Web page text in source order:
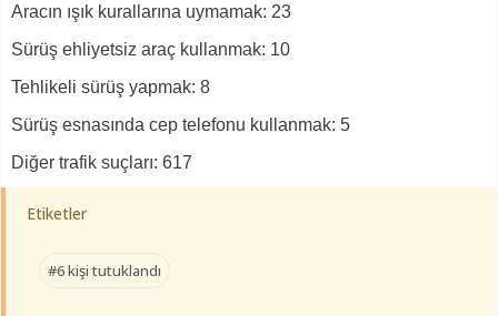
Aracın ışık kurallarına uymamak: 23
Sürüş ehliyetsiz araç kullanmak: 10
Tehlikeli sürüş yapmak: 8
Sürüş esnasında cep telefonu kullanmak: 5
Diğer trafik suçları: 617
Etiketler
#6 kişi tutuklandı